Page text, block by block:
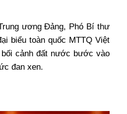
ương Đảng, Phó Bí thư
biểu toàn quốc MTTQ Việt
cảnh đất nước bước vào
đan xen.